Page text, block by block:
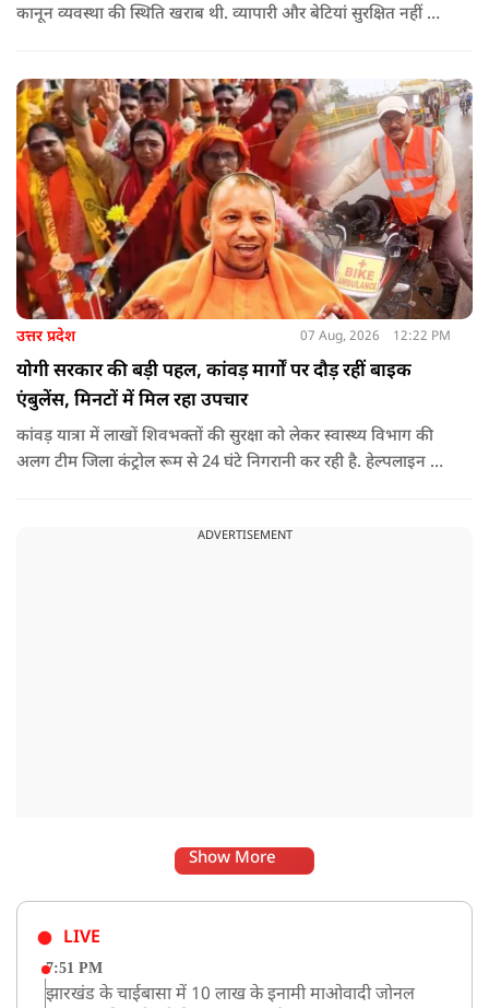
कानून व्यवस्था की स्थिति खराब थी. व्यापारी और बेटियां सुरक्षित नहीं थीं.
हस्तशिल्पियों को उठाना पड़ा.
उत्तर प्रदेश 07 Aug, 2026 12:22 PM
योगी सरकार की बड़ी पहल, कांवड़ मार्गों पर दौड़ रहीं बाइक
एंबुलेंस, मिनटों में मिल रहा उपचार
कांवड़ यात्रा में लाखों शिवभक्तों की सुरक्षा को लेकर स्वास्थ्य विभाग की
अलग टीम जिला कंट्रोल रूम से 24 घंटे निगरानी कर रही है. हेल्पलाइन पर
ADVERTISEMENT
Show More
LIVE
7:51 PM
झारखंड के चाईबासा में 10 लाख के इनामी माओवादी जोनल